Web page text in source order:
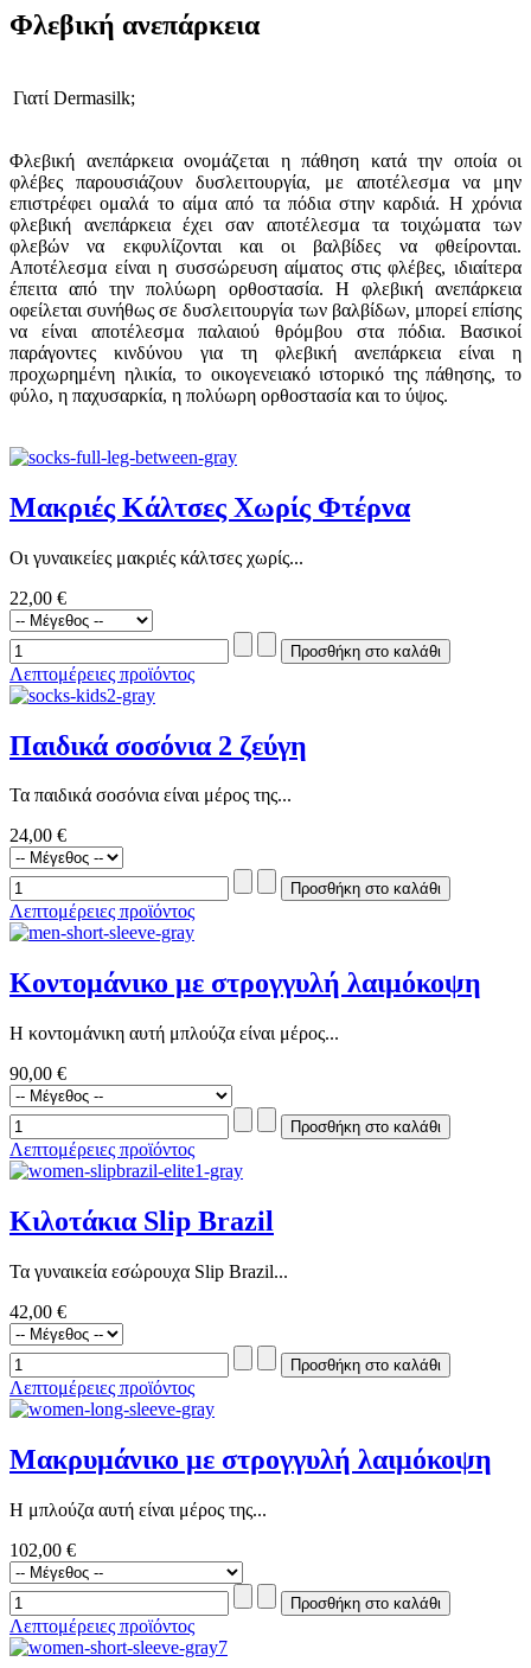
Φλεβική ανεπάρκεια
Γιατί Dermasilk;
Φλεβική ανεπάρκεια ονομάζεται η πάθηση κατά την οποία οι
φλέβες παρουσιάζουν δυσλειτουργία, με αποτέλεσμα να μην
επιστρέφει ομαλά το αίμα από τα πόδια στην καρδιά. Η χρόνια
φλεβική ανεπάρκεια έχει σαν αποτέλεσμα τα τοιχώματα των
φλεβών να εκφυλίζονται και οι βαλβίδες να φθείρονται.
Αποτέλεσμα είναι η συσσώρευση αίματος στις φλέβες, ιδιαίτερα
έπειτα από την πολύωρη ορθοστασία. Η φλεβική ανεπάρκεια
οφείλεται συνήθως σε δυσλειτουργία των βαλβίδων, μπορεί επίσης
να είναι αποτέλεσμα παλαιού θρόμβου στα πόδια. Βασικοί
παράγοντες κινδύνου για τη φλεβική ανεπάρκεια είναι η
προχωρημένη ηλικία, το οικογενειακό ιστορικό της πάθησης, το
φύλο, η παχυσαρκία, η πολύωρη ορθοστασία και το ύψος.
Μακριές Κάλτσες Χωρίς Φτέρνα
Οι γυναικείες μακριές κάλτσες χωρίς...
22,00 €
Λεπτομέρειες προϊόντος
Παιδικά σοσόνια 2 ζεύγη
Τα παιδικά σοσόνια είναι μέρος της...
24,00 €
Λεπτομέρειες προϊόντος
Κοντομάνικο με στρογγυλή λαιμόκοψη
Η κοντομάνικη αυτή μπλούζα είναι μέρος...
90,00 €
Λεπτομέρειες προϊόντος
Κιλοτάκια Slip Brazil
Τα γυναικεία εσώρουχα Slip Brazil...
42,00 €
Λεπτομέρειες προϊόντος
Μακρυμάνικο με στρογγυλή λαιμόκοψη
Η μπλούζα αυτή είναι μέρος της...
102,00 €
Λεπτομέρειες προϊόντος